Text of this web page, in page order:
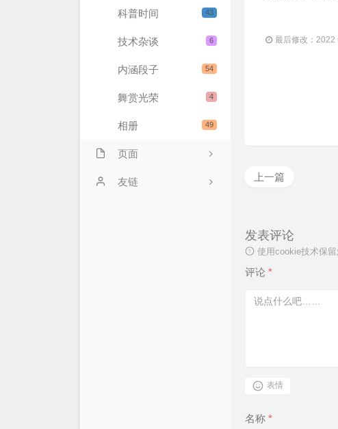
43
科普时间
6
技术杂谈
54
内涵段子
4
舞赏光荣
49
相册
页面
豆瓣清单
友链
最后修改：2022
上一篇
发表评论
使用cookie技术保
评论 *
表情
名称 *